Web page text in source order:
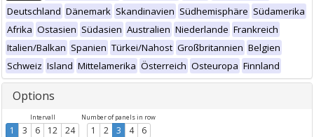
Deutschland Dänemark Skandinavien Südhemisphäre Südamerika
Afrika Ostasien Südasien Australien Niederlande Frankreich
Italien/Balkan Spanien Türkei/Nahost Großbritannien Belgien
Schweiz Island Mittelamerika Österreich Osteuropa Finnland
Options
Intervall
1 3 6 12 24
Number of panels in row
1 2 3 4 6